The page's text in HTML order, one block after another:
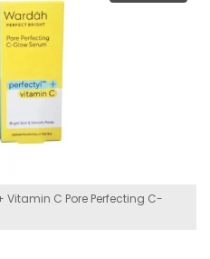
Vitamin C Pore Perfecting C-